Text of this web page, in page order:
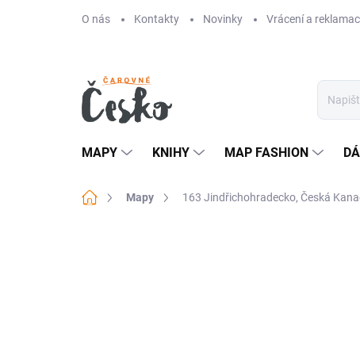
O nás Kontakty Novinky Vrácení a
MAPY KNIHY MAP FASHION
Domů Mapy 163 Jindřichohradecko, Česká